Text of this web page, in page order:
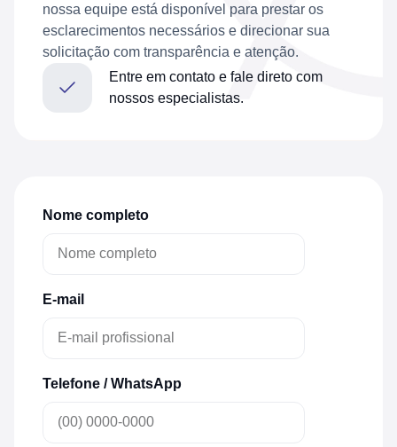
nossa equipe está disponível para prestar os
esclarecimentos necessários e direcionar sua
solicitação com transparência e atenção.
Entre em contato e fale direto com
nossos especialistas.
Nome completo
E-mail
Telefone / WhatsApp